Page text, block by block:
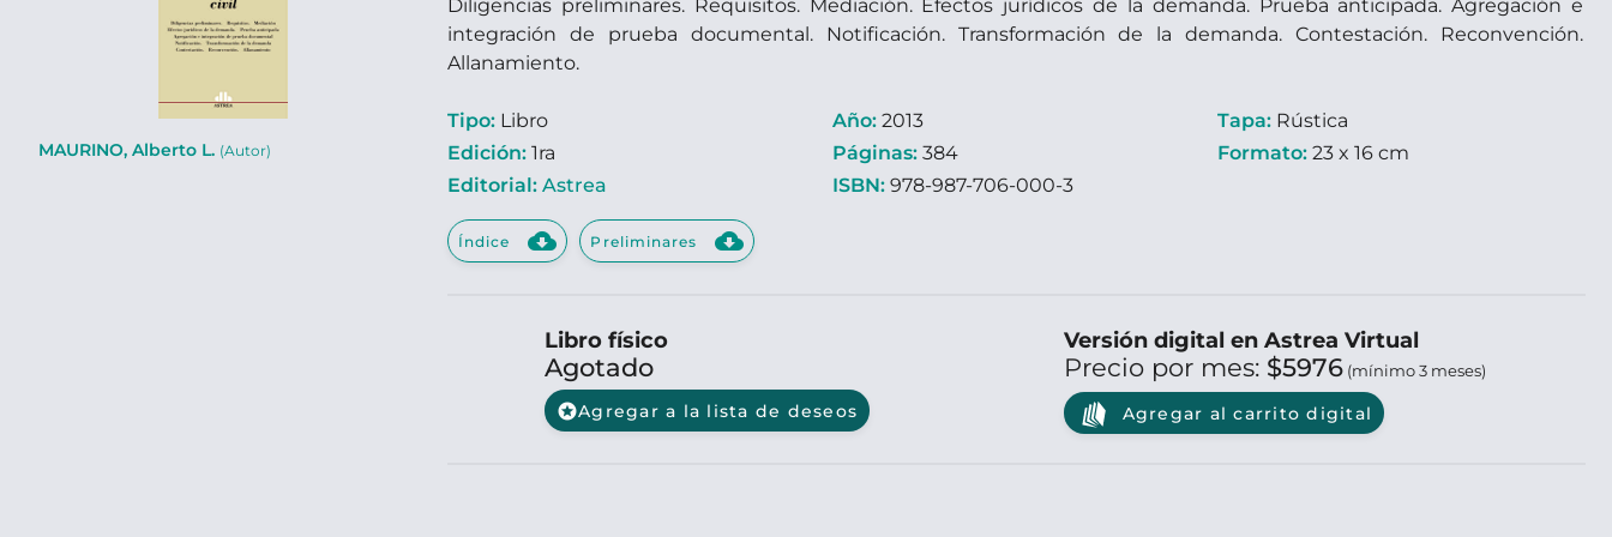
MAURINO, Alberto L. (Autor)
Diligencias preliminares. Requisitos. Mediación. Efectos jurídicos de la demanda. Prueba anticipada. Agregación e
integración de prueba documental. Notificación. Transformación de la demanda. Contestación. Reconvención.
Allanamiento.
Tipo: Libro
Edición: 1ra
Editorial: Astrea
Año: 2013
Páginas: 384
ISBN: 978-987-706-000-3
Tapa: Rústica
Formato: 23 x 16 cm
Índice cloud_download Preliminares cloud_download
Libro físico
Agotado
starsAgregar a la lista de deseos
Versión digital en Astrea Virtual
Precio por mes: $5976 (mínimo 3 meses)
Agregar al carrito digital